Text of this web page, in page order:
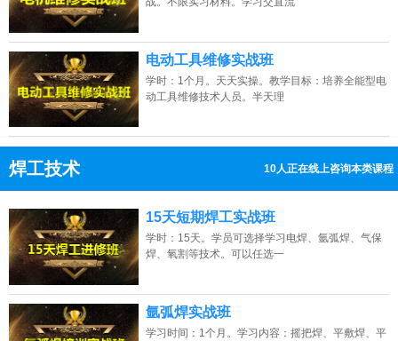
电动工具维修实战班
学时：1个月。天天实操。教学目标：培养全能型电
动工具维修技术人员。半天理
焊工技术 9人正在线上咨询本类课程
点击免费咨询电话：13807313137
15天短期焊工实战班
学时：15天。学员可选择学习电焊、氩弧焊、气保
焊、氧割等技术。可以任选一
氩弧焊实战班
学习时间：1个月。学习内容：摇把焊、平敷焊、平